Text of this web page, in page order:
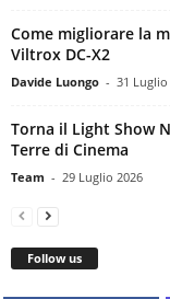
Come migliorare la
Viltrox DC-X2
Davide Luongo - 31 Luglio
Torna il Light Show
Terre di Cinema
Team - 29 Luglio 2026
Follow us